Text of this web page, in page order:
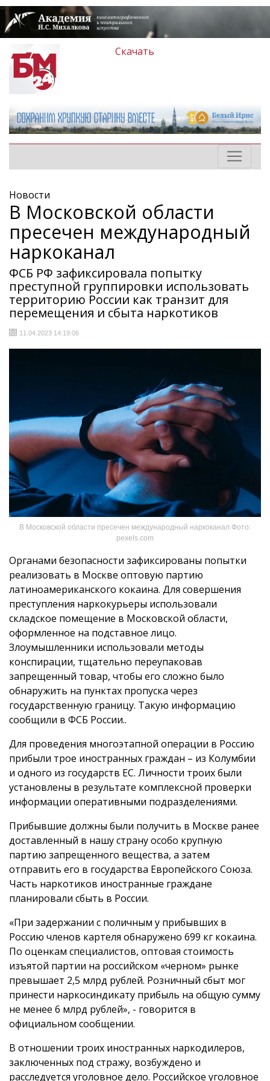
Скачать
Новости
В Московской области
пресечен международный
наркоканал
ФСБ РФ зафиксировала попытку
преступной группировки использовать
территорию России как транзит для
перемещения и сбыта наркотиков
11.04.2023 14:19:06
В Московской области пресечен международный наркоканал Фото:
pexels.com
Органами безопасности зафиксированы попытки
реализовать в Москве оптовую партию
латиноамериканского кокаина. Для совершения
преступления наркокурьеры использовали
складское помещение в Московской области,
оформленное на подставное лицо.
Злоумышленники использовали методы
конспирации, тщательно переупаковав
запрещенный товар, чтобы его сложно было
обнаружить на пунктах пропуска через
государственную границу. Такую информацию
сообщили в ФСБ России..
Для проведения многоэтапной операции в Россию
прибыли трое иностранных граждан – из Колумбии
и одного из государств ЕС. Личности троих были
установлены в результате комплексной проверки
информации оперативными подразделениями.
Прибывшие должны были получить в Москве ранее
доставленный в нашу страну особо крупную
партию запрещенного вещества, а затем
отправить его в государства Европейского Союза.
Часть наркотиков иностранные граждане
планировали сбыть в России.
«При задержании с поличным у прибывших в
Россию членов картеля обнаружено 699 кг кокаина.
По оценкам специалистов, оптовая стоимость
изъятой партии на российском «черном» рынке
превышает 2,5 млрд рублей. Розничный сбыт мог
принести наркосиндикату прибыль на общую сумму
не менее 6 млрд рублей», - говорится в
официальном сообщении.
В отношении троих иностранных наркодилеров,
заключенных под стражу, возбуждено и
расследуется уголовное дело. Российское уголовное